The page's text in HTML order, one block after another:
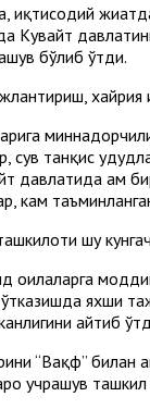
иқтисодий
Кувайт
бўлиб ўтди.
сув танқис
давлатида ҳам
кам
шу
яхши
айтиб
“Вақф” билан
учрашув